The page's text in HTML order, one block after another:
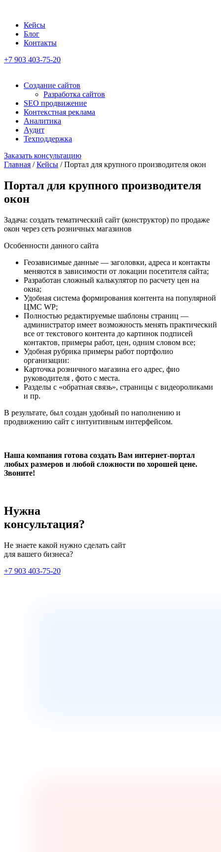
Кейсы
Блог
Контакты
+7 903 403-75-20
Создание сайтов
Разработка сайтов
SEO продвижение
Контекстная реклама
Аналитика
Аудит
Техподдержка
Заказать консультацию
Главная /Кейсы /Портал для крупного производителя окон
Портал для крупного производителя
окон
Задача: создать тематический сайт (конструктор) по продаже
окон через сеть розничных магазинов
Особенности данного сайта
Геозависимые данные — заголовки, адреса и контакты
меняются в зависимости от локации посетителя сайта;
Разработан сложный калькулятор по расчету цен на
окна;
Удобная система формирования контента на популярной
ЦМС WP;
Полностью редактируемые шаблоны страниц —
администратор имеет возможность менять практический
все от текстового контента до картинок подписей
контактов, примеры работ, цен, одним словом все;
Удобная рубрика примеры работ портфолио
организации:
Карточка розничного магазина его адрес, фио
руководителя , фото с места.
Разделы с «обратная связь», страницы с видеороликами
и пр.
В результате, был создан удобный по наполнению и
продвижению сайт с интуитивным интерфейсом.
Наша компания готова создать Вам интернет-портал
любых размеров и любой сложности по хорошей цене.
Звоните!
Нужна
консультация?
Не знаете какой нужно сделать сайт
для вашего бизнеса?
+7 903 403-75-20